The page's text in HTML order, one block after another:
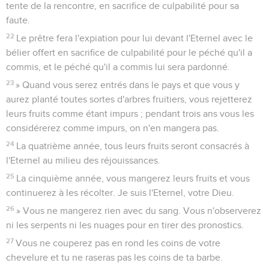
tente de la rencontre, en sacrifice de culpabilité pour sa
faute.
22 Le prêtre fera l'expiation pour lui devant l'Eternel avec le
bélier offert en sacrifice de culpabilité pour le péché qu'il a
commis, et le péché qu'il a commis lui sera pardonné.
23 » Quand vous serez entrés dans le pays et que vous y
aurez planté toutes sortes d'arbres fruitiers, vous rejetterez
leurs fruits comme étant impurs ; pendant trois ans vous les
considérerez comme impurs, on n'en mangera pas.
24 La quatrième année, tous leurs fruits seront consacrés à
l'Eternel au milieu des réjouissances.
25 La cinquième année, vous mangerez leurs fruits et vous
continuerez à les récolter. Je suis l'Eternel, votre Dieu.
26 » Vous ne mangerez rien avec du sang. Vous n'observerez
ni les serpents ni les nuages pour en tirer des pronostics.
27 Vous ne couperez pas en rond les coins de votre
chevelure et tu ne raseras pas les coins de ta barbe.